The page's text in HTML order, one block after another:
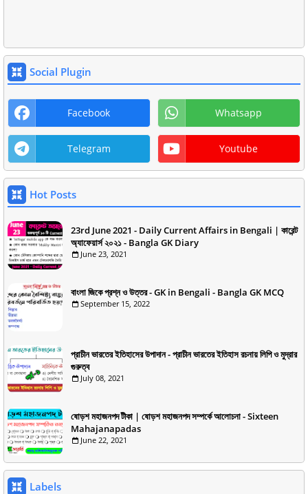
Social Plugin
Facebook Whatsapp
Telegram Youtube
Hot Posts
23rd June 2021 - Daily Current Affairs in Bengali | কারেন্ট
অ্যাফেয়ার্স ২০২১ - Bangla GK Diary
June 23, 2021
বাংলা জিকে প্রশ্ন ও উত্তর - GK in Bengali - Bangla GK MCQ
September 15, 2022
প্রাচীন ভারতের ইতিহাসের উপাদান - প্রাচীন ভারতের ইতিহাস রচনায় লিপি ও মুদ্রার
গুরুত্ব
July 08, 2021
ষোড়শ মহাজনপদ টীকা | ষোড়শ মহাজনপদ সম্পর্কে আলোচনা - Sixteen
Mahajanapadas
June 22, 2021
Labels